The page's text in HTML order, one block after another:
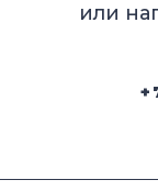
или